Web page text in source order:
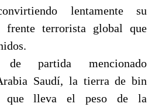
lentamente su
frente terrorista global que
partida mencionado
Saudí, la tierra de bin
que lleva el peso de la